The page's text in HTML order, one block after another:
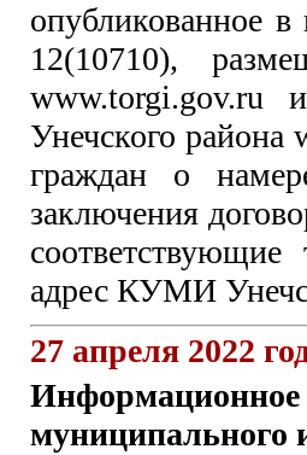
опубликованное в
12(10710),
www.torgi.gov.ru
Унечского района
граждан о
заключения
адрес КУМИ
27 апреля 2022
Информационное
муниципального